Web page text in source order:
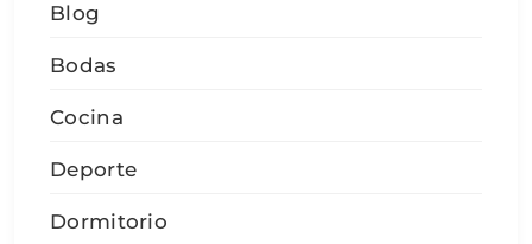
Blog
Bodas
Cocina
Deporte
Dormitorio